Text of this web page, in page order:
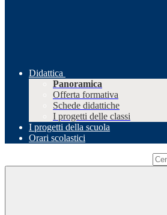
Didattica
Panoramica
Offerta formativa
Schede didattiche
I progetti delle classi
I progetti della scuola
Orari scolastici